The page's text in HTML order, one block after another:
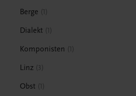
Berge 1
Dialekt 1
Komponisten 1
Linz 3
Obst 1